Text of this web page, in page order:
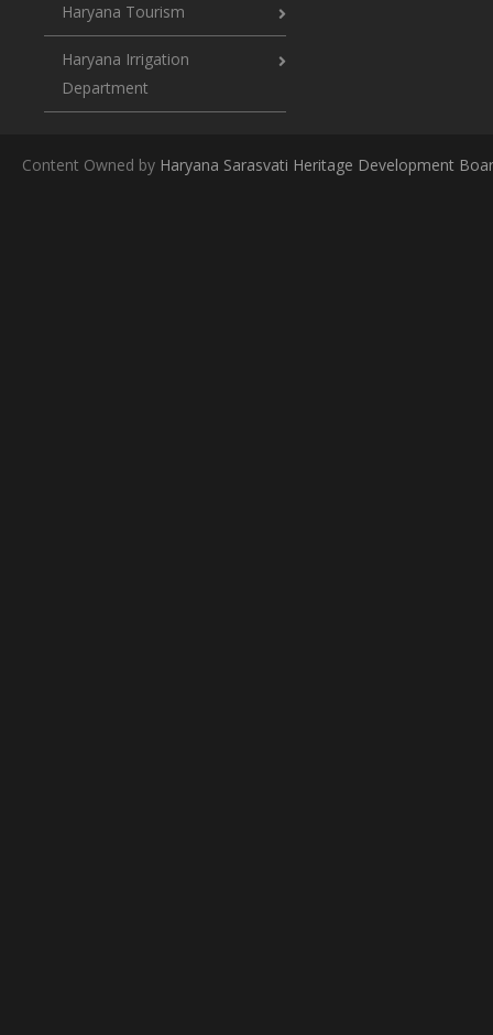
Haryana Tourism
Haryana Irrigation
Department
Content Owned by Haryana Sarasvati Heritage Development